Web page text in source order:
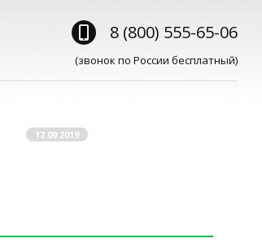
8 (800) 555-65-06
(звонок по России бесплатный)
12.09.2019